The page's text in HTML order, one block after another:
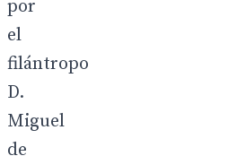
por
el
filántropo
D.
Miguel
de